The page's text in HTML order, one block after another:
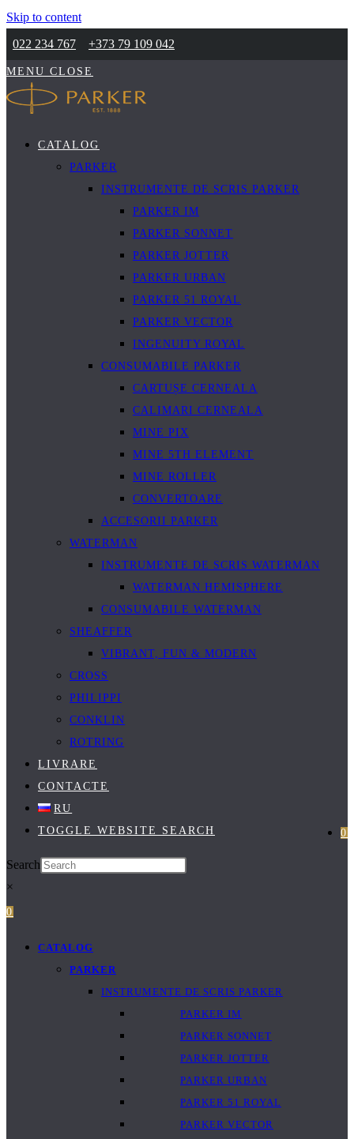
Skip to content
022 234 767
+373 79 109 042
MENU CLOSE
CATALOG
PARKER
INSTRUMENTE DE SCRIS PARKER
PARKER IM
PARKER SONNET
PARKER JOTTER
PARKER URBAN
PARKER 51 ROYAL
PARKER VECTOR
INGENUITY ROYAL
CONSUMABILE PARKER
CARTUȘE CERNEALA
CALIMARI CERNEALA
MINE PIX
MINE 5TH ELEMENT
MINE ROLLER
CONVERTOARE
ACCESORII PARKER
WATERMAN
INSTRUMENTE DE SCRIS WATERMAN
WATERMAN HEMISPHERE
CONSUMABILE WATERMAN
SHEAFFER
VIBRANT, FUN & MODERN
CROSS
PHILIPPI
CONKLIN
ROTRING
LIVRARE
CONTACTE
RU
0
TOGGLE WEBSITE SEARCH
Search
×
0
CATALOG
PARKER
INSTRUMENTE DE SCRIS PARKER
PARKER IM
PARKER SONNET
PARKER JOTTER
PARKER URBAN
PARKER 51 ROYAL
PARKER VECTOR